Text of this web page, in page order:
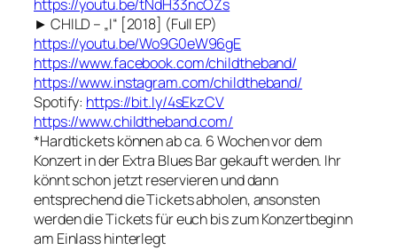
https://youtu.be/tNdH33ncOZs
► CHILD – „I“ [2018] (Full EP)
https://youtu.be/Wo9G0eW96gE
https://www.facebook.com/childtheband/
https://www.instagram.com/childtheband/
Spotify: https://bit.ly/4sEkzCV
https://www.childtheband.com/
*Hardtickets können ab ca. 6 Wochen vor dem
Konzert in der Extra Blues Bar gekauft werden. Ihr
könnt schon jetzt reservieren und dann
entsprechend die Tickets abholen, ansonsten
werden die Tickets für euch bis zum Konzertbeginn
am Einlass hinterlegt